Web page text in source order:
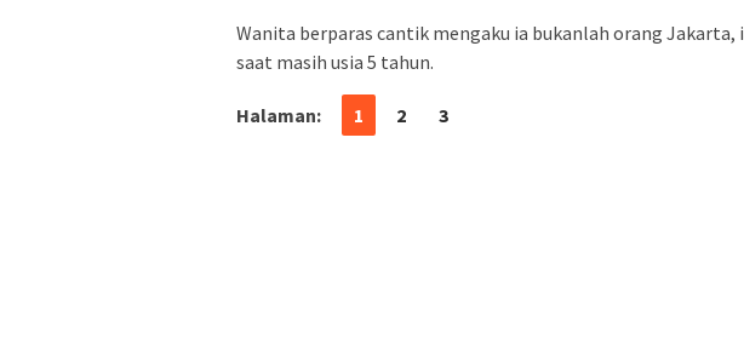
Wanita berparas cantik mengaku ia bukanlah orang
saat masih usia 5 tahun.
Halaman: 1 2 3